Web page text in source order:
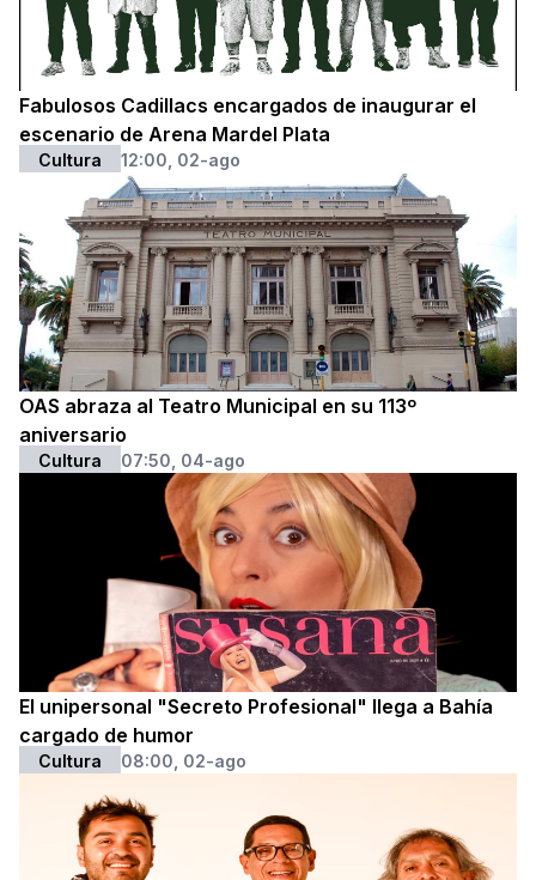
Fabulosos Cadillacs encargados de inaugurar el
escenario de Arena Mardel Plata
Cultura 12:00, 02-ago
OAS abraza al Teatro Municipal en su 113º
aniversario
Cultura 07:50, 04-ago
El unipersonal "Secreto Profesional" llega a Bahía
cargado de humor
Cultura 08:00, 02-ago